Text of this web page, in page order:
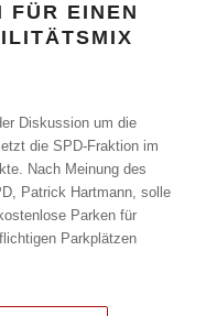
FÜR EINEN
Diskussion um die
die SPD-Fraktion im
Nach Meinung des
Patrick Hartmann, solle
Parken für
Parkplätzen